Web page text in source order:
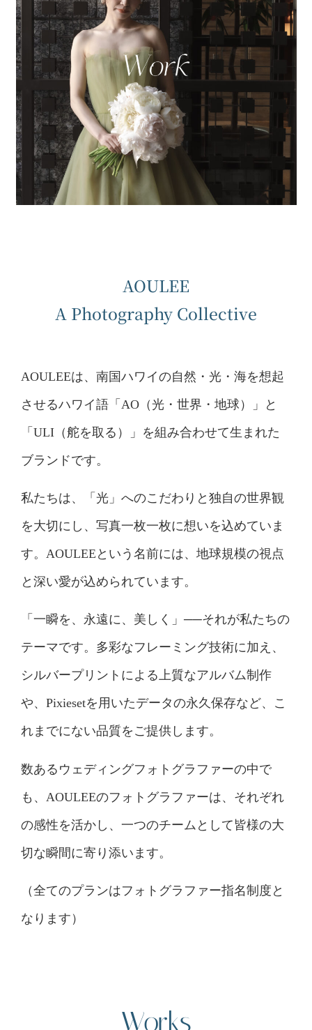
AOULEE
A Photography Collective
AOULEEは、南国ハワイの自然・光・海を想起
させるハワイ語「AO（光・世界・地球）」と
「ULI（舵を取る）」を組み合わせて生まれた
ブランドです。
私たちは、「光」へのこだわりと独自の世界観
を大切にし、写真一枚一枚に想いを込めていま
す。AOULEEという名前には、地球規模の視点
と深い愛が込められています。
「一瞬を、永遠に、美しく」──それが私たちの
テーマです。多彩なフレーミング技術に加え、
シルバープリントによる上質なアルバム制作
や、Pixiesetを用いたデータの永久保存など、こ
れまでにない品質をご提供します。
数あるウェディングフォトグラファーの中で
も、AOULEEのフォトグラファーは、それぞれ
の感性を活かし、一つのチームとして皆様の大
切な瞬間に寄り添います。
（全てのプランはフォトグラファー指名制度と
なります）
Works